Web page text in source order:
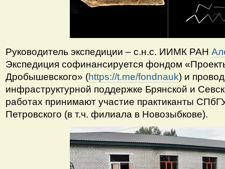
Руководитель экспедиции – с.н.с. ИИМК РАН
Экспедиция софинансируется фондом
Дробышевского» (https://t.me/fondnauk) и
инфраструктурной поддержке Брянской и
работах принимают участие практиканты
Петровского (в т.ч. филиала в Новозыбкове).